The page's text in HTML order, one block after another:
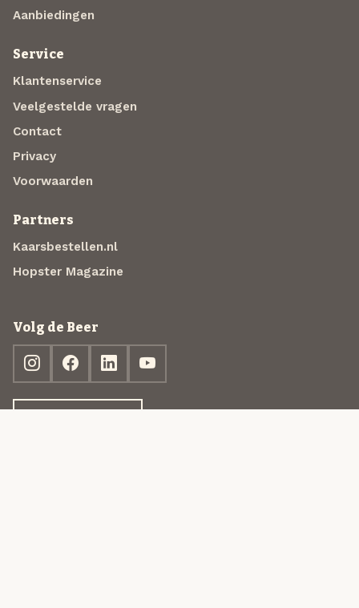
Aanbiedingen
Service
Klantenservice
Veelgestelde vragen
Contact
Privacy
Voorwaarden
Partners
Kaarsbestellen.nl
Hopster Magazine
Volg de Beer